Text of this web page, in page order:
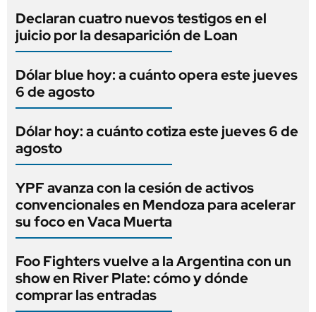
Declaran cuatro nuevos testigos en el
juicio por la desaparición de Loan
Dólar blue hoy: a cuánto opera este jueves
6 de agosto
Dólar hoy: a cuánto cotiza este jueves 6 de
agosto
YPF avanza con la cesión de activos
convencionales en Mendoza para acelerar
su foco en Vaca Muerta
Foo Fighters vuelve a la Argentina con un
show en River Plate: cómo y dónde
comprar las entradas